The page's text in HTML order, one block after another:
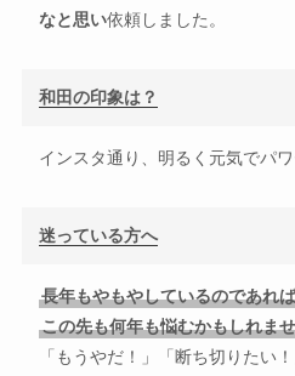
なと思い依頼しました。
和田の印象は？
インスタ通り、明るく元気でパワ
迷っている方へ
長年もやもやしているのであれ
この先も何年も悩むかもしれま
「もうやだ！」「断ち切りたい！